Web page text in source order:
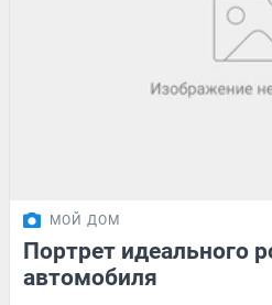
МОЙ ДОМ
Портрет идеального
автомобиля